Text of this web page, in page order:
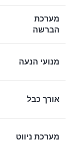
מערכת
הברשה
מנועי הנעה
אורך כבל
מערכת ניווט